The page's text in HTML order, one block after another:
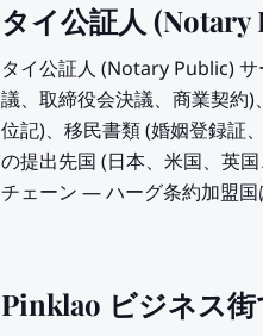
タイ公証人
タイ公証人 (Notary Public)
議、取締役会決議、商業契約
位記)、移民書類 (婚姻登録証
の提出先国 (日本、米国、英
チェーン — ハーグ条約加盟
Pinklao ビジネス